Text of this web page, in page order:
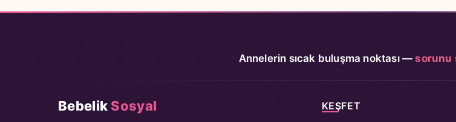
Annelerin sıcak buluşma noktası —sorunu
Bebelik Sosyal KEŞFET